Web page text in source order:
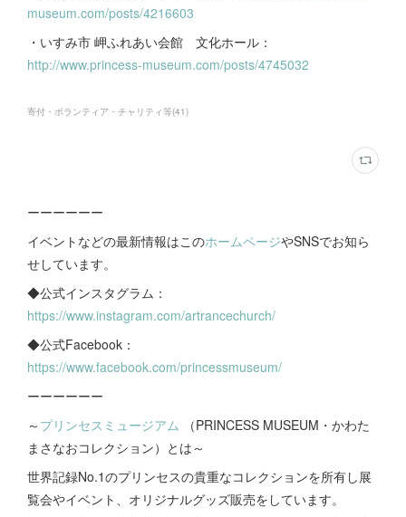
museum.com/posts/4216603
・いすみ市 岬ふれあい会館 文化ホール：
http://www.princess-museum.com/posts/4745032
寄付・ボランティア・チャリティ等(41)
ーーーーーー
イベントなどの最新情報はこのホームページやSNSでお知ら
せしています。
◆公式インスタグラム：
https://www.instagram.com/artrancechurch/
◆公式Facebook：
https://www.facebook.com/princessmuseum/
ーーーーーー
～ プリンセスミュージアム （PRINCESS MUSEUM・かわた
まさなおコレクション）とは～
世界記録No.1のプリンセスの貴重なコレクションを所有し展
覧会やイベント、オリジナルグッズ販売をしています。